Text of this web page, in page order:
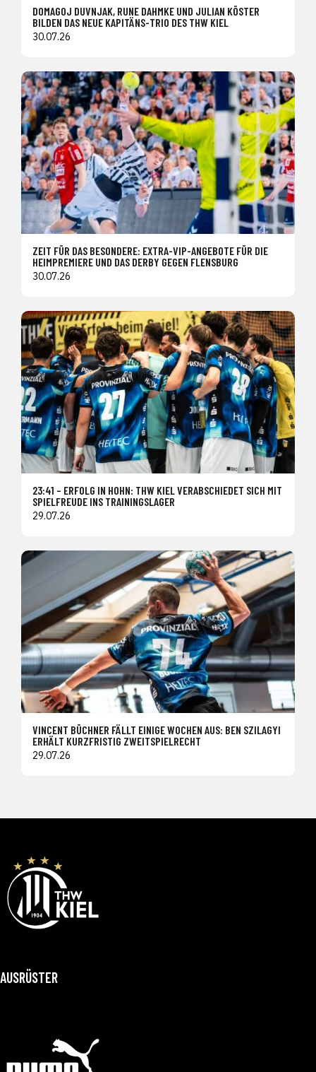
DOMAGOJ DUVNJAK, RUNE DAHMKE UND JULIAN KÖSTER
BILDEN DAS NEUE KAPITÄNS-TRIO DES THW KIEL
30.07.26
ZEIT FÜR DAS BESONDERE: EXTRA-VIP-ANGEBOTE FÜR DIE
HEIMPREMIERE UND DAS DERBY GEGEN FLENSBURG
30.07.26
23:41 – ERFOLG IN HOHN: THW KIEL VERABSCHIEDET SICH MIT
SPIELFREUDE INS TRAININGSLAGER
29.07.26
VINCENT BÜCHNER FÄLLT EINIGE WOCHEN AUS: BEN SZILAGYI
ERHÄLT KURZFRISTIG ZWEITSPIELRECHT
29.07.26
AUSRÜSTER